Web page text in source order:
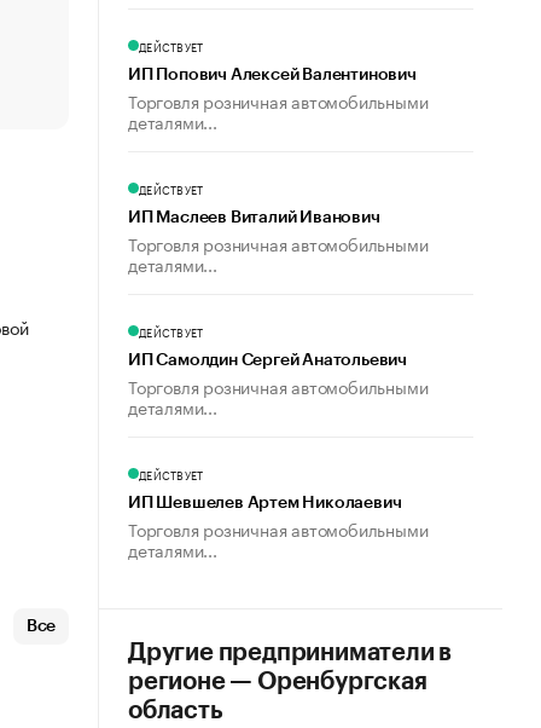
Что обвинения против Павла Дурова значат для
пользователей
Все
ДЕЙСТВУЕТ
ИП Попович Алексей Валентинович
Торговля розничная автомобильными
деталями...
ДЕЙСТВУЕТ
ИП Маслеев Виталий Иванович
Торговля розничная автомобильными
деталями...
ДЕЙСТВУЕТ
ИП Самолдин Сергей Анатольевич
Торговля розничная автомобильными
деталями...
ДЕЙСТВУЕТ
ИП Шевшелев Артем Николаевич
Торговля розничная автомобильными
деталями...
Другие предприниматели в
регионе — Оренбургская
область